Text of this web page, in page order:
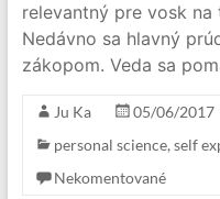
relevantný pre vosk
Nedávno sa hlavný
zákopom. Veda sa
Ju Ka
05/06/2017
personal science, self
Nekomentované